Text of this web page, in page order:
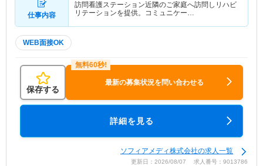
仕事内容
訪問看護ステーション近隣のご家庭へ訪問しリハビ
リテーションを提供。コミュニケー…
WEB面接OK
保存する
最新の募集状況を問い合わせる
詳細を見る
ソフィアメディ株式会社の求人一覧
更新日：2026/08/07 求人番号：9013786